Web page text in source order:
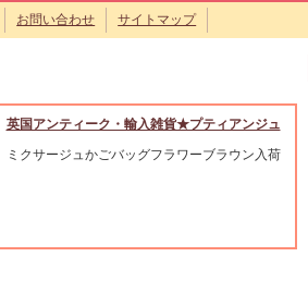
お問い合わせ サイトマップ
英国アンティーク・輸入雑貨★プティアンジュ
ミクサージュかごバッグフラワーブラウン入荷